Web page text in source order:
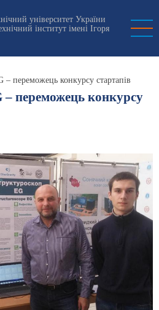
університет України
інститут імені Ігоря
– переможець конкурсу стартапів
переможець конкурсу